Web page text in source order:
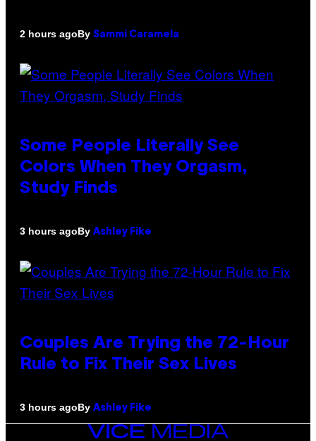
2 hours agoBy Sammi Caramela
Some People Literally See
Colors When They Orgasm,
Study Finds
3 hours agoBy Ashley Fike
Couples Are Trying the 72-Hour
Rule to Fix Their Sex Lives
3 hours agoBy Ashley Fike
VICE